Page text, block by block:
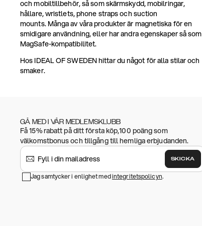
och mobiltillbehör, så som skärmskydd, mobilringar,
hållare, wristlets, phone straps och suction
mounts. Många av våra produkter är magnetiska för en
smidigare användning, eller har andra egenskaper så som
MagSafe-kompatibilitet.
Hos IDEAL OF SWEDEN hittar du något för alla stilar och
smaker.
GÅ MED I VÅR MEDLEMSKLUBB
Få 15% rabatt på ditt första köp,100 poäng som
välkomstbonus och tillgång till hemliga erbjudanden.
SKICKA
Jag samtycker i enlighet medintegritetspolicyn.